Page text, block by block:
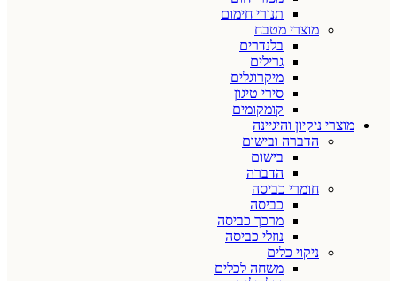
תנורי חימום
מוצרי מטבח
בלנדרים
גרילים
מיקרוגלים
סירי טיגון
קומקומים
מוצרי ניקיון והיגיינה
הדברה ובישום
בישום
הדברה
חומרי כביסה
כביסה
מרכך כביסה
נוזלי כביסה
ניקוי כלים
משחה לכלים